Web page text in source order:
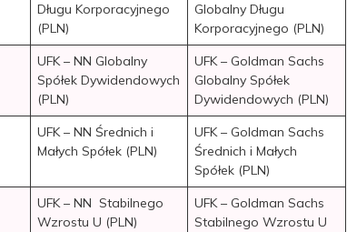
Długu Korporacyjnego
(PLN)
Globalny Długu
Korporacyjnego (PLN)
UFK – NN Globalny
Spółek Dywidendowych
(PLN)
UFK – Goldman Sachs
Globalny Spółek
Dywidendowych (PLN)
UFK – NN Średnich i
Małych Spółek (PLN)
UFK – Goldman Sachs
Średnich i Małych
Spółek (PLN)
UFK – NN Stabilnego
Wzrostu U (PLN)
UFK – Goldman Sachs
Stabilnego Wzrostu U